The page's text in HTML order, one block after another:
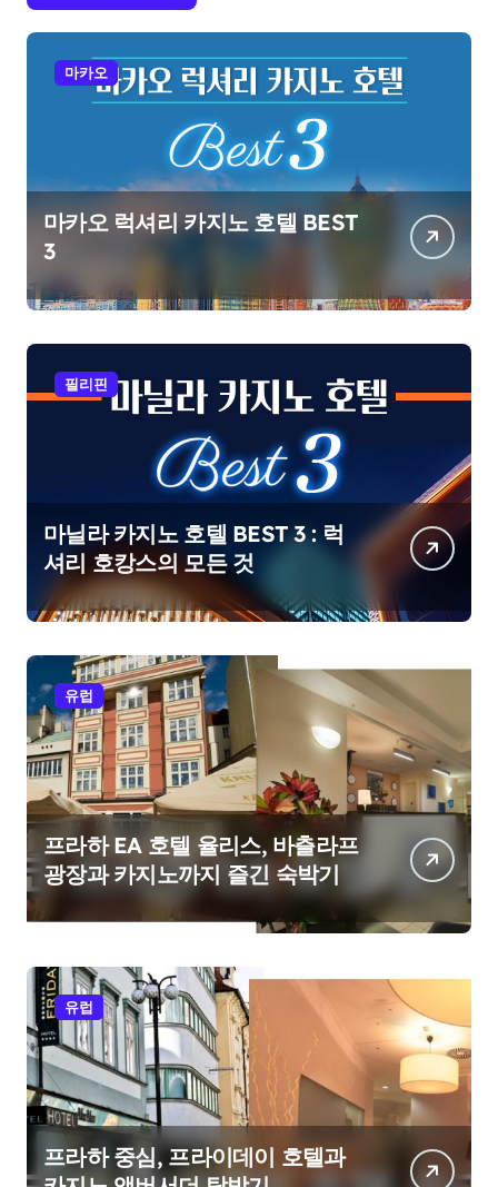
마카오
마카오 럭셔리 카지노 호텔 BEST
3
필리핀
마닐라 카지노 호텔 BEST 3 : 럭
셔리 호캉스의 모든 것
유럽
프라하 EA 호텔 율리스, 바츨라프
광장과 카지노까지 즐긴 숙박기
유럽
프라하 중심, 프라이데이 호텔과